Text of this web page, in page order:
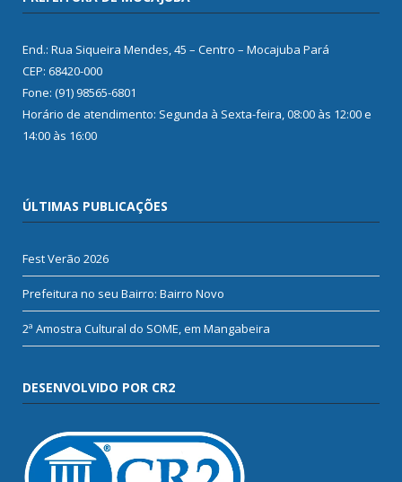
End.: Rua Siqueira Mendes, 45 – Centro – Mocajuba Pará
CEP: 68420-000
Fone: (91) 98565-6801
Horário de atendimento: Segunda à Sexta-feira, 08:00 às 12:00 e
14:00 às 16:00
ÚLTIMAS PUBLICAÇÕES
Fest Verão 2026
Prefeitura no seu Bairro: Bairro Novo
2ª Amostra Cultural do SOME, em Mangabeira
DESENVOLVIDO POR CR2